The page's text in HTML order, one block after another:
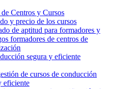
Centros y Cursos
y precio de los cursos
de aptitud para formadores y
formadores de centros de
segura y eficiente
de cursos de conducción
eficiente